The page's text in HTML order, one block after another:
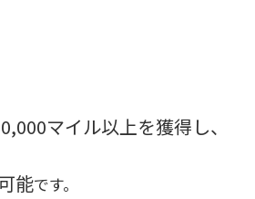
マイル以上を獲得し、
能です。